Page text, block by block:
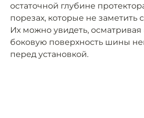
остаточной глубине
порезах, которые не заметить
Их можно увидеть,
боковую поверхность шины
перед установкой.